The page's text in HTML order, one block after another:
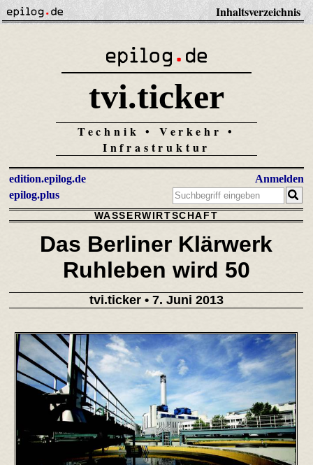
Inhaltsverzeichnis
tvi.ticker
Technik • Verkehr •
Infrastruktur
edition.epilog.de
epilog.plus
Anmelden
WASSERWIRTSCHAFT
Das Berliner Klärwerk
Ruhleben wird 50
tvi.ticker• 7. Juni 2013